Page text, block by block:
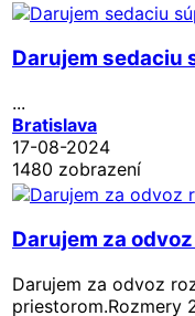
Darujem sedaciu
...
Bratislava
17-08-2024
1480 zobrazení
Darujem za
Darujem za odvoz
priestorom.Rozmery